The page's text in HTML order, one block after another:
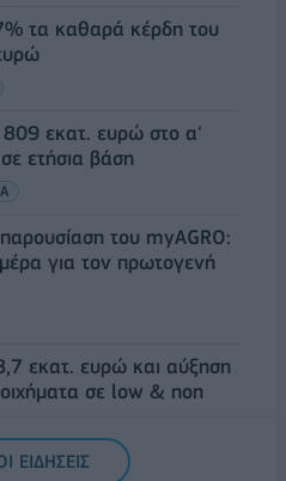
τα καθαρά κέρδη του
εκατ. ευρώ στο α'
ετήσια βάση
του myAGRO:
για τον πρωτογενή
εκατ. ευρώ και αύξηση
σε low & non
ΕΙΔΗΣΕΙΣ